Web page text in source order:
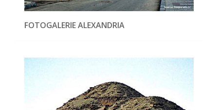
FOTOGALERIE ALEXANDRIA